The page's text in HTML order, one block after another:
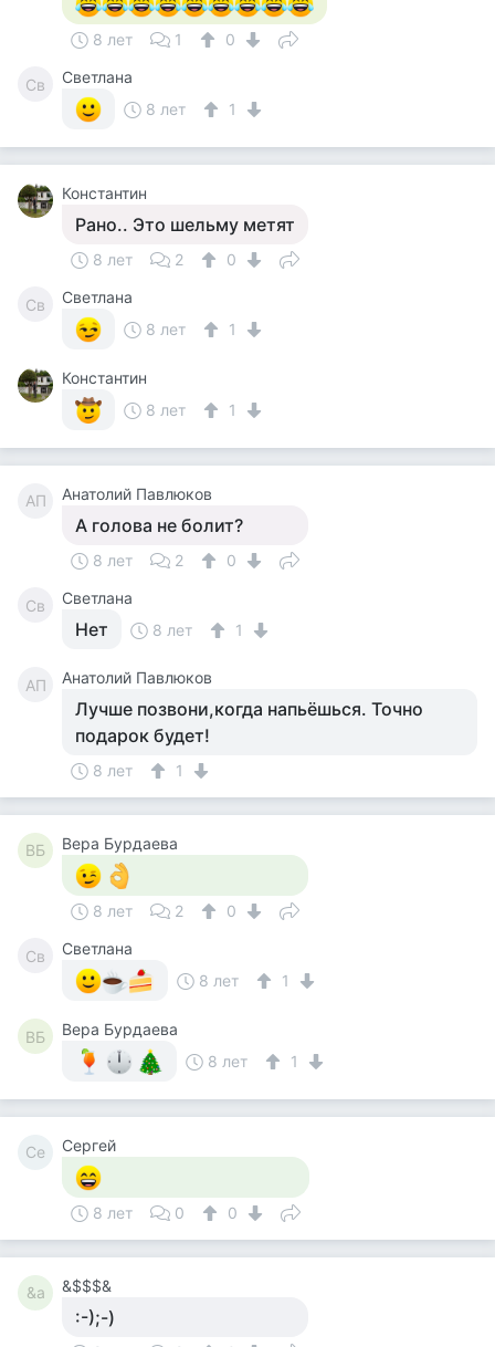
8 лет 1 0
Св
Светлана
8 лет
1
Константин
Рано.. Это шельму метят
8 лет 2 0
Св
Светлана
8 лет
1
Константин
8 лет
1
АП Анатолий Павлюков
А голова не болит?
8 лет 2 0
Св Светлана
Нет 8 лет 1
АП Анатолий Павлюков
Лучше позвони,когда напьёшься. Точно
подарок будет!
8 лет 1
ВБ Вера Бурдаева
8 лет 2 0
Св
Светлана
8 лет
1
ВБ
Вера Бурдаева
8 лет
1
Се Сергей
8 лет 0 0
&a &$$$&
:-);-)